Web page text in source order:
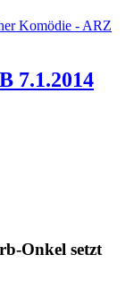
Komödie - ARZ
7.1.2014
Onkel setzt